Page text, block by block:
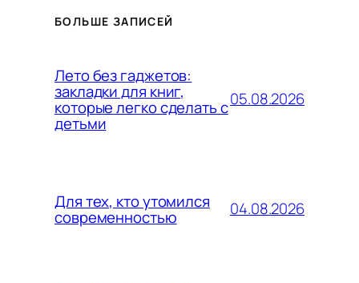
БОЛЬШЕ ЗАПИСЕЙ
Лето без гаджетов:
закладки для книг,
которые легко сделать с
детьми
05.08.2026
Для тех, кто утомился
современностью 04.08.2026